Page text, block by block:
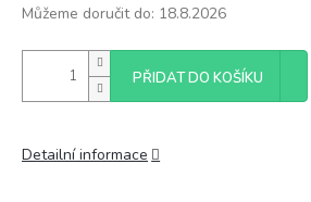
Můžeme doručit do: 18.8.2026
PŘIDAT DO KOŠÍKU
Detailní informace